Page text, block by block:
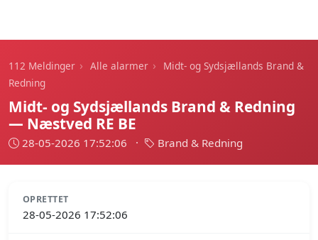
112 Meldinger › Alle alarmer ›
Midt- og Sydsjællands Brand &
Redning
Midt- og Sydsjællands Brand & Redning
— Næstved RE BE
28-05-2026 17:52:06 · Brand & Redning
OPRETTET
28-05-2026 17:52:06